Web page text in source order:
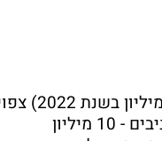
בעקבות העסקה הרווח התפעולי השוטף של זנלכל (שעמד על רמה של כ 40
לקטון בשיעור משמעותי וזאת עקב דמי השכירות השוטפים שהיא תשלם למניבים - 10 מיליון